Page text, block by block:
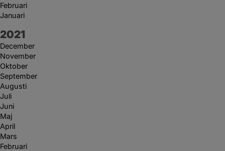
Februari
Januari
År:
2021
December
November
Oktober
September
Augusti
Juli
Juni
Maj
April
Mars
Februari